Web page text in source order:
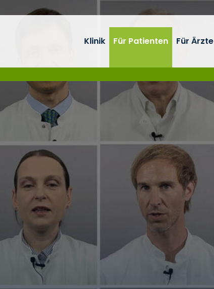
Klinik Für Patienten Für Ärzte